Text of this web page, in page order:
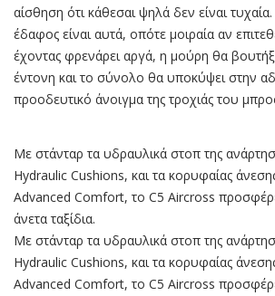
αίσθηση ότι κάθεσαι ψηλά δεν είναι
έδαφος είναι αυτά, οπότε μοιραία αν
έχοντας φρενάρει αργά, η μούρη θα
έντονη και το σύνολο θα υποκύψει στην
προοδευτικό άνοιγμα της τροχιάς του
Με στάνταρ τα υδραυλικά στοπ της
Hydraulic Cushions, και τα κορυφαίας
Advanced Comfort, το C5 Aircross
άνετα ταξίδια.
Με στάνταρ τα υδραυλικά στοπ της
Hydraulic Cushions, και τα κορυφαίας
Advanced Comfort, το C5 Aircross